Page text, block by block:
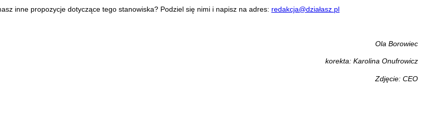
inne propozycje dotyczące tego stanowiska? Podziel się nimi i napisz na adres: redakcja@działasz.pl
Ola Borowiec
korekta: Karolina Onufrowicz
Zdjęcie: CEO